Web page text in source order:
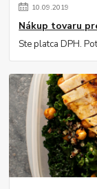
10.09.2019
Nákup tovaru
Ste platca DPH.